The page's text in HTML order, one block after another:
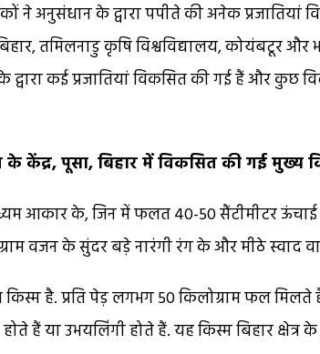
ने अनुसंधान के द्वारा पपीते की अनेक
तमिलनाडु कृषि विश्वविद्यालय, कोयंबटूर और
कई प्रजातियां विकसित की गई हैं और कुछ
केंद्र, पूसा, बिहार में विकसित की गई मुख्य
आकार के, जिन में फलत 40-50 सैंटीमीटर
वजन के सुंदर बड़े नारंगी रंग के और मीठे स्वाद
किस्म है. प्रति पेड़ लगभग 50 किलोग्राम फल
हैं या उभयलिंगी होते हैं. यह किस्म बिहार क्षेत्र